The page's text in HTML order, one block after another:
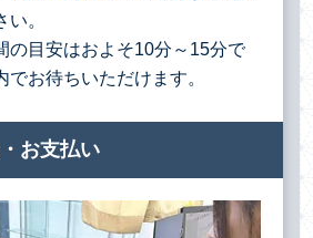
。
の目安はおよそ10分～15分で
お待ちいただけます。
お支払い